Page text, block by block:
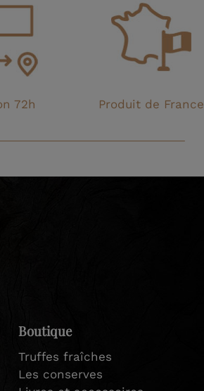
72h Produit de France
Boutique
Truffes fraîches
Les conserves